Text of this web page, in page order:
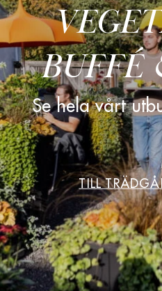
Se hela vårt
TILL